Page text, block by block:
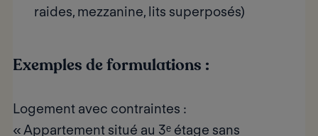
raides, mezzanine, lits superposés)
Exemples de formulations :
Logement avec contraintes :
« Appartement situé au 3ᵉ étage sans